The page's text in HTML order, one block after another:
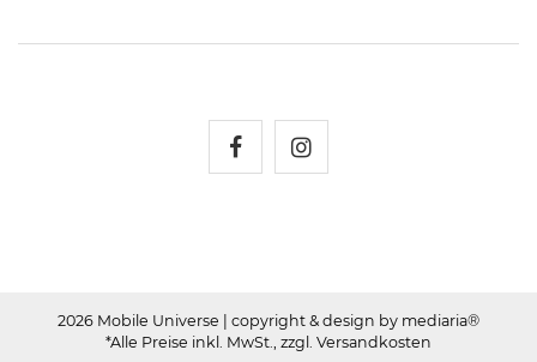
2026 Mobile Universe
| copyright & design by mediaria®
*Alle Preise inkl. MwSt., zzgl. Versandkosten